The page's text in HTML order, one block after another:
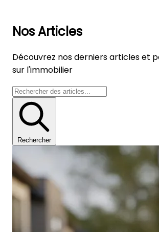
NosArticles
Découvrez nos derniers articles et
sur l'immobilier
Rechercher